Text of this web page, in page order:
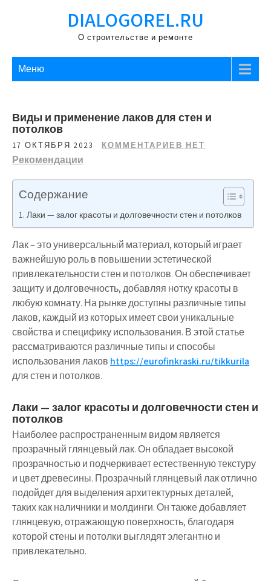
DIALOGOREL.RU
О строительстве и ремонте
Меню
Виды и применение лаков для стен и
потолков
17 ОКТЯБРЯ 2023 КОММЕНТАРИЕВ НЕТ
Рекомендации
Содержание
Лаки — залог красоты и долговечности стен и потолков
Лак – это универсальный материал, который играет
важнейшую роль в повышении эстетической
привлекательности стен и потолков. Он обеспечивает
защиту и долговечность, добавляя нотку красоты в
любую комнату. На рынке доступны различные типы
лаков, каждый из которых имеет свои уникальные
свойства и специфику использования. В этой статье
рассматриваются различные типы и способы
использования лаков https://eurofinkraski.ru/tikkurila
для стен и потолков.
Лаки — залог красоты и долговечности стен и
потолков
Наиболее распространенным видом является
прозрачный глянцевый лак. Он обладает высокой
прозрачностью и подчеркивает естественную текстуру
и цвет древесины. Прозрачный глянцевый лак отлично
подойдет для выделения архитектурных деталей,
таких как наличники и молдинги. Он также добавляет
глянцевую, отражающую поверхность, благодаря
которой стены и потолки выглядят элегантно и
привлекательно.